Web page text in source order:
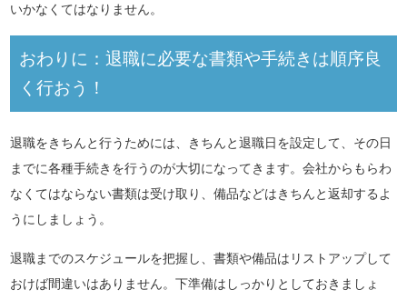
いかなくてはなりません。
おわりに：退職に必要な書類や手続きは順序良
く行おう！
退職をきちんと行うためには、きちんと退職日を設定して、その日
までに各種手続きを行うのが大切になってきます。会社からもらわ
なくてはならない書類は受け取り、備品などはきちんと返却するよ
うにしましょう。
退職までのスケジュールを把握し、書類や備品はリストアップして
おけば間違いはありません。下準備はしっかりとしておきましょ